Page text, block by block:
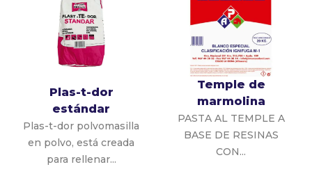
Plas-t-dor
estándar
Plas-t-dor polvomasilla
en polvo, está creada
para rellenar...
Temple de
marmolina
PASTA AL TEMPLE A
BASE DE RESINAS
CON...